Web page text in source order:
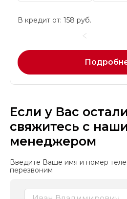
В кредит от: 158 руб.
Если у Вас
свяжитесь с
менеджером
Введите Ваше имя и номер
перезвоним